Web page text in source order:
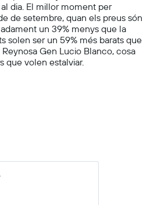
dia. El millor moment per
de setembre, quan els preus són
un 39% menys que la
solen ser un 59% més barats que
Gen Lucio Blanco, cosa
que volen estalviar.